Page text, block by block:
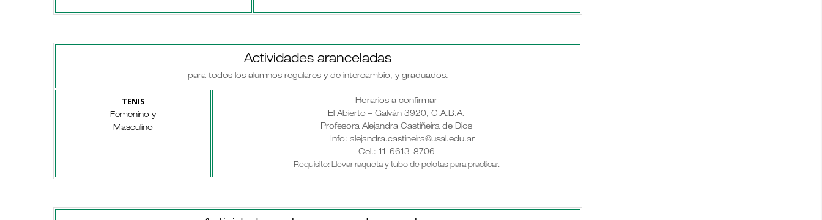
Actividades aranceladas
para todos los alumnos regulares y de intercambio, y graduados.
TENIS
Femenino y
Masculino
Horarios a confirmar
El Abierto – Galván 3920, C.A.B.A.
Profesora Alejandra Castiñeira de Dios
Info: alejandra.castineira@usal.edu.ar
Cel.: 11-6613-8706
Requisito: Llevar raqueta y tubo de pelotas para practicar.